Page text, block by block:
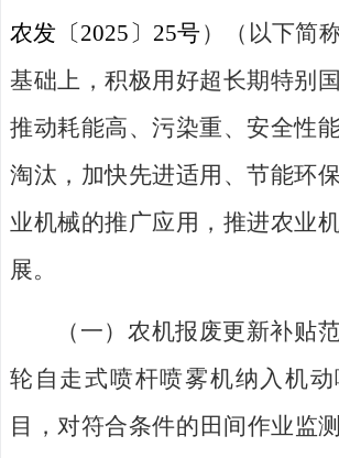
农发 〔2025 〕 25号）（以下简
基础上，积极用好超长期特别
推动耗能高、污染重、安全性
淘汰，加快先进适用、节能环
业机械的推广应用，推进农业
展。
（一） 农机报废更新补贴
轮自走式喷杆喷雾机纳入机
目，对符合条件的田间作业监